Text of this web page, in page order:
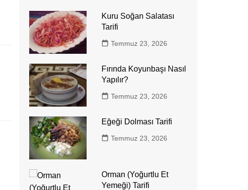
Kuru Soğan Salatası
Tarifi
Temmuz 23, 2026
Fırında Koyunbaşı Nasıl
Yapılır?
Temmuz 23, 2026
Eğeği Dolması Tarifi
Temmuz 23, 2026
Orman (Yoğurtlu Et
Yemeği) Tarifi